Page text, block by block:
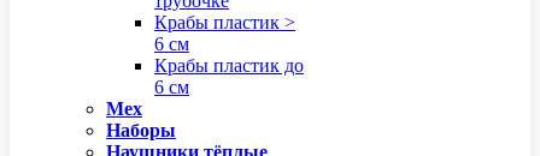
Крабы пластик >
6 см
Крабы пластик до
6 см
Мех
Наборы
Наушники тёплые